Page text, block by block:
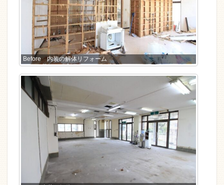
Before 内装の解体リフォーム